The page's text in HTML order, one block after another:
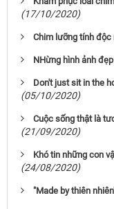
(17/10/2020)
Chim lưỡng tính độc
NHừng hình ảnh
Don't just sit in the
(05/10/2020)
Cuộc sống thật là
(21/09/2020)
Khó tin những con
(24/08/2020)
"Made by thiên